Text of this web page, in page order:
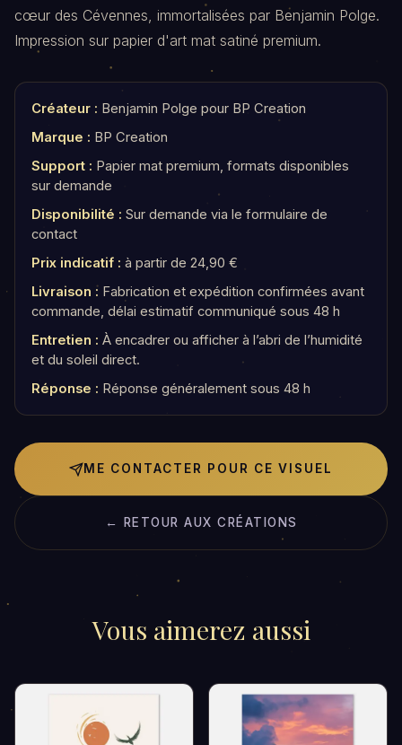
cœur des Cévennes, immortalisées par Benjamin Polge.
Impression sur papier d'art mat satiné premium.
Créateur : Benjamin Polge pour BP Creation
Marque : BP Creation
Support : Papier mat premium, formats disponibles
sur demande
Disponibilité : Sur demande via le formulaire de
contact
Prix indicatif : à partir de 24,90 €
Livraison : Fabrication et expédition confirmées avant
commande, délai estimatif communiqué sous 48 h
Entretien : À encadrer ou afficher à l’abri de l’humidité
et du soleil direct.
Réponse : Réponse généralement sous 48 h
ME CONTACTER POUR CE VISUEL
← RETOUR AUX CRÉATIONS
Vous aimerez aussi